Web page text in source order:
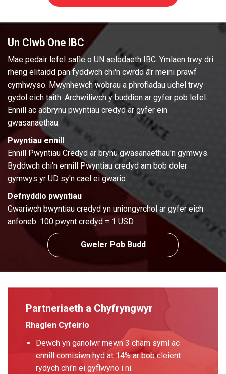
Un Clwb One IBC
Mae pedair lefel safle o UN aelodaeth IBC. Ymlaen trwy dri
rheng elitaidd pan fyddwch chi'n cwrdd â'r meini prawf
cymhwyso. Mwynhewch wobrau a phrofiadau uchel trwy
gydol eich taith. Archwiliwch y buddion ar gyfer pob lefel.
Ennill ac adbrynu pwyntiau credyd ar gyfer ein
gwasanaethau.
Pwyntiau ennill
Ennill Pwyntiau Credyd ar brynu gwasanaethau'n gymwys.
Byddwch chi'n ennill Pwyntiau credyd am bob doler
gymwys yr UD sy'n cael ei gwario.
Defnyddio pwyntiau
Gwariwch bwyntiau credyd yn uniongyrchol ar gyfer eich
anfoneb. 100 pwynt credyd = 1 USD.
Gweler Pob Budd
Partneriaeth a Chyfryngwyr
Rhaglen Cyfeirio
Dewch yn ganolwr mewn 3 cham syml ac
ennill comisiwn hyd at 14% ar bob cleient
rydych chi'n ei gyflwyno i ni.